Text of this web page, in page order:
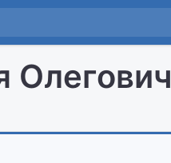
Олегович